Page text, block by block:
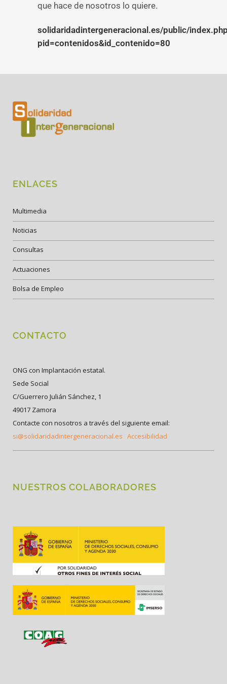
que hace de nosotros lo quiere.
solidaridadintergeneracional.es/public/
pid=contenidos&id_contenido=80
ENLACES
Multimedia
Noticias
Consultas
Actuaciones
Bolsa de Empleo
CONTACTO
ONG con Implantación estatal.
Sede Social
C/Guerrero Julián Sánchez, 1
49017 Zamora
Contacte con nosotros a través del siguiente email:
si@solidaridadintergeneracional.es Accesibilidad
NUESTROS COLABORADORES